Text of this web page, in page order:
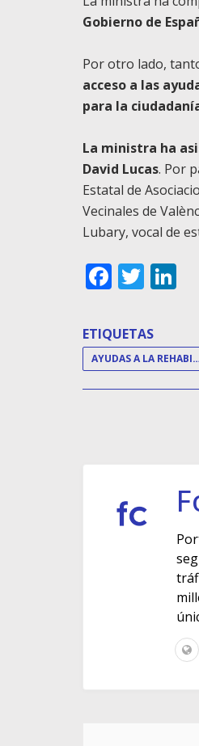
Gobierno de
Por otro lado,
acceso a las
para la
La ministra ha
David Lucas. Por
Estatal de
Vecinales de
Lubary, vocal de
ETIQUETAS
AYUDAS A LA REHABILITACIÓN